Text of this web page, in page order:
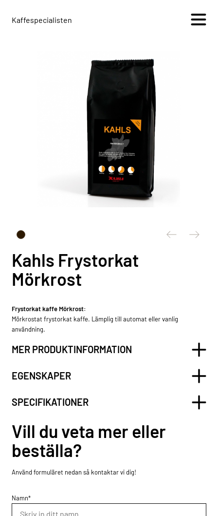
Kaffespecialisten
Kahls Frystorkat
Mörkrost
Frystorkat kaffe Mörkrost:
Mörkrostat frystorkat kaffe. Lämplig till automat eller vanlig
användning.
MER PRODUKTINFORMATION
EGENSKAPER
SPECIFIKATIONER
Vill du veta mer eller
beställa?
Använd formuläret nedan så kontaktar vi dig!
Namn*